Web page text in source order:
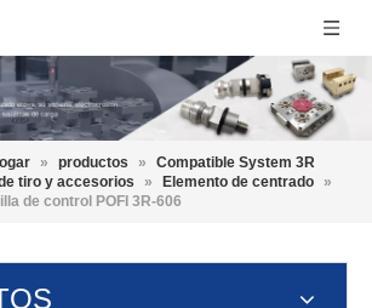
» productos »
Compatible System 3R
tiro y accesorios
» Elemento de centrado »
de control POFI 3R-606